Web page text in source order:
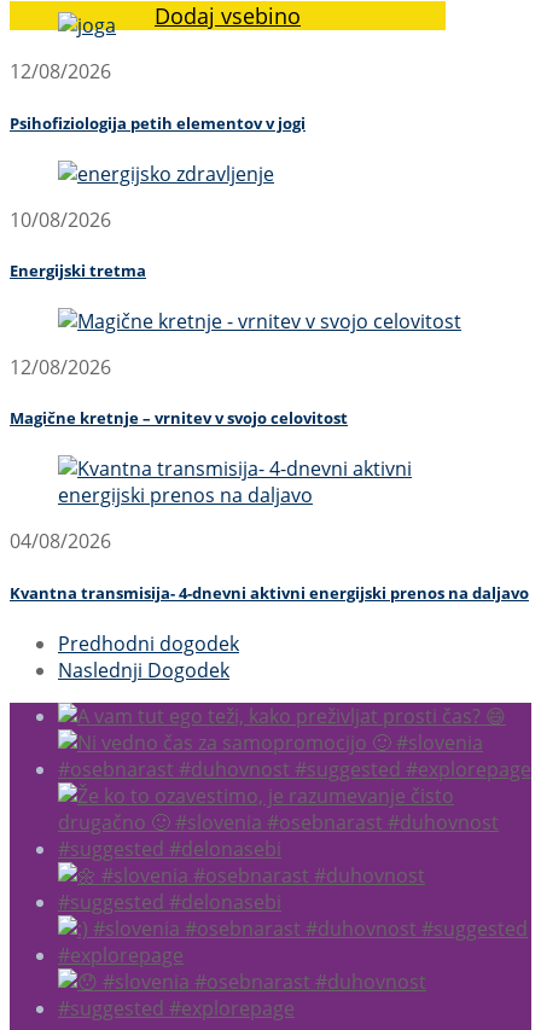
Dodaj vsebino
12/08/2026
Psihofiziologija petih elementov v jogi
10/08/2026
Energijski tretma
12/08/2026
Magične kretnje – vrnitev v svojo celovitost
04/08/2026
Kvantna transmisija- 4-dnevni aktivni energijski prenos na daljavo
Predhodni dogodek
Naslednji Dogodek